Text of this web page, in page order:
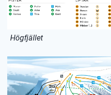
Högfjället